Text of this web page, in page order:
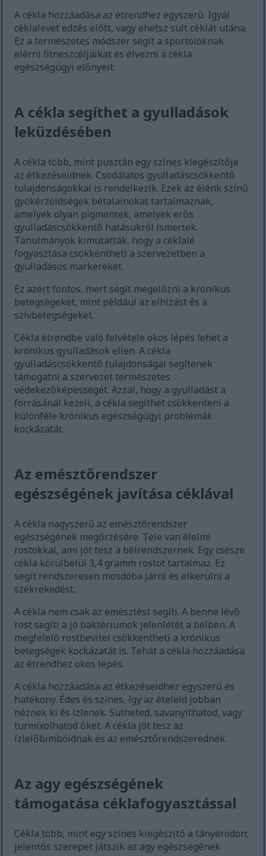
A cékla hozzáadása az étrendhez egyszerű. Igyál
céklalevet edzés előtt, vagy ehetsz sült céklát utána.
Ez a természetes módszer segít a sportolóknak
elérni fitneszcéljaikat és élvezni a cékla
egészségügyi előnyeit.
A cékla segíthet a gyulladások
leküzdésében
A cékla több, mint pusztán egy színes kiegészítője
az étkezéseidnek. Csodálatos gyulladáscsökkentő
tulajdonságokkal is rendelkezik. Ezek az élénk színű
gyökérzöldségek bétalainokat tartalmaznak,
amelyek olyan pigmentek, amelyek erős
gyulladáscsökkentő hatásukról ismertek.
Tanulmányok kimutatták, hogy a céklalé
fogyasztása csökkentheti a szervezetben a
gyulladásos markereket.
Ez azért fontos, mert segít megelőzni a krónikus
betegségeket, mint például az elhízást és a
szívbetegségeket.
Cékla étrendbe való felvétele okos lépés lehet a
krónikus gyulladások ellen. A cékla
gyulladáscsökkentő tulajdonságai segítenek
támogatni a szervezet természetes
védekezőképességét. Azzal, hogy a gyulladást a
forrásánál kezeli, a cékla segíthet csökkenteni a
különféle krónikus egészségügyi problémák
kockázatát.
Az emésztőrendszer
egészségének javítása céklával
A cékla nagyszerű az emésztőrendszer
egészségének megőrzésére. Tele van élelmi
rostokkal, ami jót tesz a bélrendszernek. Egy csésze
cékla körülbelül 3,4 gramm rostot tartalmaz. Ez
segít rendszeresen mosdóba járni és elkerülni a
székrekedést.
A cékla nem csak az emésztést segíti. A benne lévő
rost segíti a jó baktériumok jelenlétét a bélben. A
megfelelő rostbevitel csökkentheti a krónikus
betegségek kockázatát is. Tehát a cékla hozzáadása
az étrendhez okos lépés.
A cékla hozzáadása az étkezéseidhez egyszerű és
hatékony. Édes és színes, így az ételeid jobban
néznek ki és ízlenek. Sütheted, savanyíthatod, vagy
turmixolhatod őket. A cékla jót tesz az
ízlelőbimbóidnak és az emésztőrendszerednek.
Az agy egészségének
támogatása céklafogyasztással
Cékla több, mint egy színes kiegészítő a tányérodon;
jelentős szerepet játszik az agy egészségének